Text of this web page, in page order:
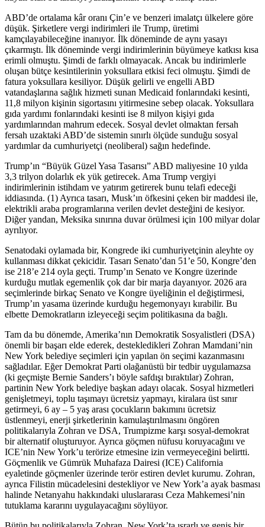
ABD’de ortalama kâr oranı Çin’e ve benzeri imalatçı ülkelere göre
düşük. Şirketlere vergi indirimleri ile Trump, üretimi
kamçılayabileceğine inanıyor. İlk döneminde de aynı yasayı
çıkarmıştı. İlk döneminde vergi indirimlerinin büyümeye katkısı kısa
erimli olmuştu. Şimdi de farklı olmayacak. Ancak bu indirimlerle
oluşan bütçe kesintilerinin yoksullara etkisi feci olmuştu. Şimdi de
fatura yoksullara kesiliyor. Düşük gelirli ve engelli ABD
vatandaşlarına sağlık hizmeti sunan Medicaid fonlarındaki kesinti,
11,8 milyon kişinin sigortasını yitirmesine sebep olacak. Yoksullara
gıda yardımı fonlarındaki kesinti ise 8 milyon kişiyi gıda
yardımlarından mahrum edecek. Sosyal devlet olmaktan fersah
fersah uzaktaki ABD’de sistemin sınırlı ölçüde sunduğu sosyal
yardımlar da cumhuriyetçi (neoliberal) sağın hedefinde.
Trump’ın “Büyük Güzel Yasa Tasarısı” ABD maliyesine 10 yılda
3,3 trilyon dolarlık ek yük getirecek. Ama Trump vergiyi
indirimlerinin istihdam ve yatırım getirerek bunu telafi edeceği
iddiasında. (1) Ayrıca tasarı, Musk’ın öfkesini çeken bir maddesi ile,
elektrikli araba programlarına verilen devlet desteğini de kesiyor.
Diğer yandan, Meksika sınırına duvar örülmesi için 100 milyar dolar
ayrılıyor.
Senatodaki oylamada bir, Kongrede iki cumhuriyetçinin aleyhte oy
kullanması dikkat çekicidir. Tasarı Senato’dan 51’e 50, Kongre’den
ise 218’e 214 oyla geçti. Trump’ın Senato ve Kongre üzerinde
kurduğu mutlak egemenlik çok dar bir marja dayanıyor. 2026 ara
seçimlerinde birkaç Senato ve Kongre üyeliğinin el değiştirmesi,
Trump’ın yasama üzerinde kurduğu hegemonyayı kırabilir. Bu
elbette Demokratların izleyeceği seçim politikasına da bağlı.
Tam da bu dönemde, Amerika’nın Demokratik Sosyalistleri (DSA)
önemli bir başarı elde ederek, destekledikleri Zohran Mamdani’nin
New York belediye seçimleri için yapılan ön seçimi kazanmasını
sağladılar. Eğer Demokrat Parti olağanüstü bir tedbir uygulamazsa
(ki geçmişte Bernie Sanders’ı böyle safdışı bıraktılar) Zohran,
partinin New York belediye başkan adayı olacak. Sosyal hizmetleri
genişletmeyi, toplu taşımayı ücretsiz yapmayı, kiralara üst sınır
getirmeyi, 6 ay – 5 yaş arası çocukların bakımını ücretsiz
üstlenmeyi, enerji şirketlerinin kamulaştırılmasını öngören
politikalarıyla Zohran ve DSA, Trumpizme karşı sosyal-demokrat
bir alternatif oluşturuyor. Ayrıca göçmen nüfusu koruyacağını ve
ICE’nin New York’u terörize etmesine izin vermeyeceğini belirtti.
Göçmenlik ve Gümrük Muhafaza Dairesi (ICE) California
eyaletinde göçmenler üzerinde terör estiren devlet kurumu. Zohran,
ayrıca Filistin mücadelesini destekliyor ve New York’a ayak basması
halinde Netanyahu hakkındaki uluslararası Ceza Mahkemesi’nin
tutuklama kararını uygulayacağını söylüyor.